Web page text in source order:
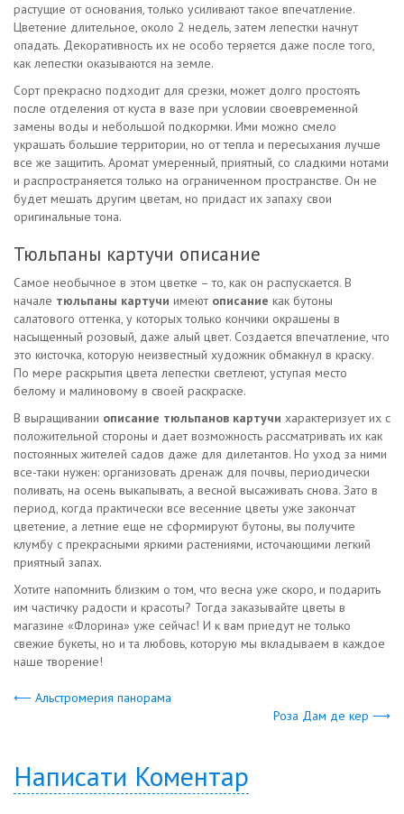
растущие от основания, только усиливают такое впечатление.
Цветение длительное, около 2 недель, затем лепестки начнут
опадать. Декоративность их не особо теряется даже после того,
как лепестки оказываются на земле.
Сорт прекрасно подходит для срезки, может долго простоять
после отделения от куста в вазе при условии своевременной
замены воды и небольшой подкормки. Ими можно смело
украшать большие территории, но от тепла и пересыхания лучше
все же защитить. Аромат умеренный, приятный, со сладкими нотами
и распространяется только на ограниченном пространстве. Он не
будет мешать другим цветам, но придаст их запаху свои
оригинальные тона.
Тюльпаны картучи описание
Самое необычное в этом цветке – то, как он распускается. В
начале тюльпаны картучи имеют описание как бутоны
салатового оттенка, у которых только кончики окрашены в
насыщенный розовый, даже алый цвет. Создается впечатление, что
это кисточка, которую неизвестный художник обмакнул в краску.
По мере раскрытия цвета лепестки светлеют, уступая место
белому и малиновому в своей раскраске.
В выращивании описание тюльпанов картучи характеризует их с
положительной стороны и дает возможность рассматривать их как
постоянных жителей садов даже для дилетантов. Но уход за ними
все-таки нужен: организовать дренаж для почвы, периодически
поливать, на осень выкапывать, а весной высаживать снова. Зато в
период, когда практически все весенние цветы уже закончат
цветение, а летние еще не сформируют бутоны, вы получите
клумбу с прекрасными яркими растениями, источающими легкий
приятный запах.
Хотите напомнить близким о том, что весна уже скоро, и подарить
им частичку радости и красоты? Тогда заказывайте цветы в
магазине «Флорина» уже сейчас! И к вам приедут не только
свежие букеты, но и та любовь, которую мы вкладываем в каждое
наше творение!
⟵ Альстромерия панорама
Роза Дам де кер ⟶
Написати Коментар